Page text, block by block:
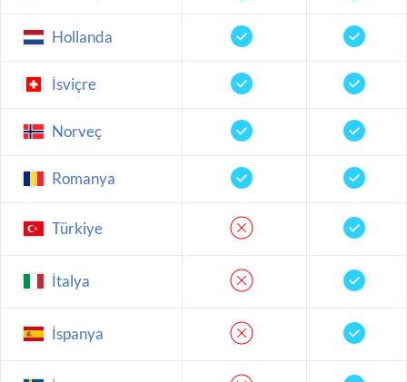
Hollanda
İsviçre
Norveç
Romanya
Türkiye
İtalya
İspanya